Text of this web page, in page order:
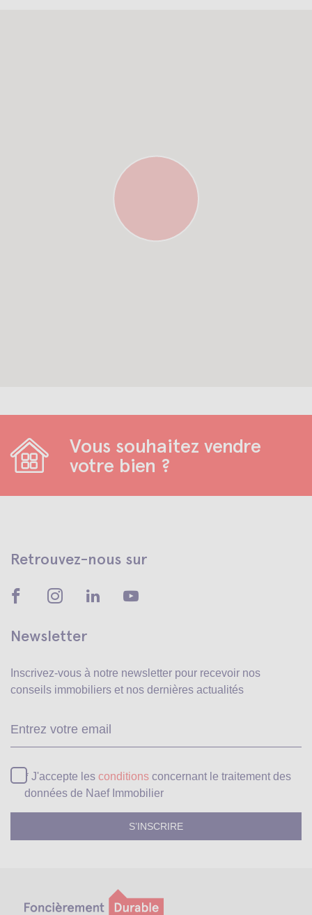
Vous souhaitez vendre
votre bien ?
Retrouvez-nous sur
Newsletter
Inscrivez-vous à notre newsletter pour recevoir nos
conseils immobiliers et nos dernières actualités
* J'accepte les conditions concernant le traitement des
données de Naef Immobilier